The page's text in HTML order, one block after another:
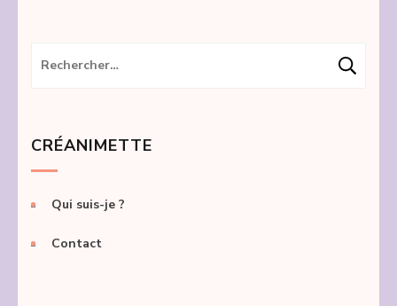
Rechercher :
CRÉANIMETTE
Qui suis-je ?
Contact